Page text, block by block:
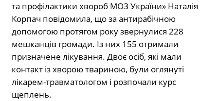
та профілактики хвороб МОЗ України» Наталія
Корпач повідомила, що за антирабічною
допомогою протягом року звернулися 228
мешканців громади. Із них 155 отримали
призначене лікування. Двоє осіб, які мали
контакт із хворою твариною, були оглянуті
лікарем-травматологом і розпочали курс
щеплень.